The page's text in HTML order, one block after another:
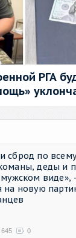
РГА
сброд по
деды и
виде»,
на новую
645 0